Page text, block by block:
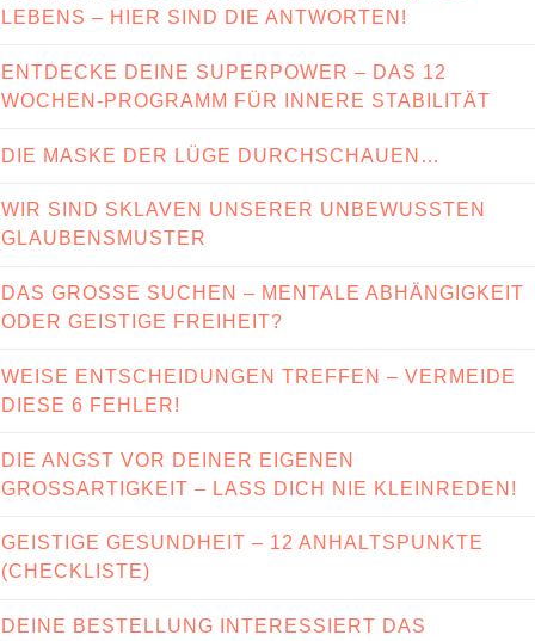
LEBENS – HIER SIND DIE ANTWORTEN!
ENTDECKE DEINE SUPERPOWER – DAS 12
WOCHEN-PROGRAMM FÜR INNERE STABILITÄT
DIE MASKE DER LÜGE DURCHSCHAUEN…
WIR SIND SKLAVEN UNSERER UNBEWUSSTEN
GLAUBENSMUSTER
DAS GROSSE SUCHEN – MENTALE ABHÄNGIGKEIT
ODER GEISTIGE FREIHEIT?
WEISE ENTSCHEIDUNGEN TREFFEN – VERMEIDE
DIESE 6 FEHLER!
DIE ANGST VOR DEINER EIGENEN
GROSSARTIGKEIT – LASS DICH NIE KLEINREDEN!
GEISTIGE GESUNDHEIT – 12 ANHALTSPUNKTE
(CHECKLISTE)
DEINE BESTELLUNG INTERESSIERT DAS